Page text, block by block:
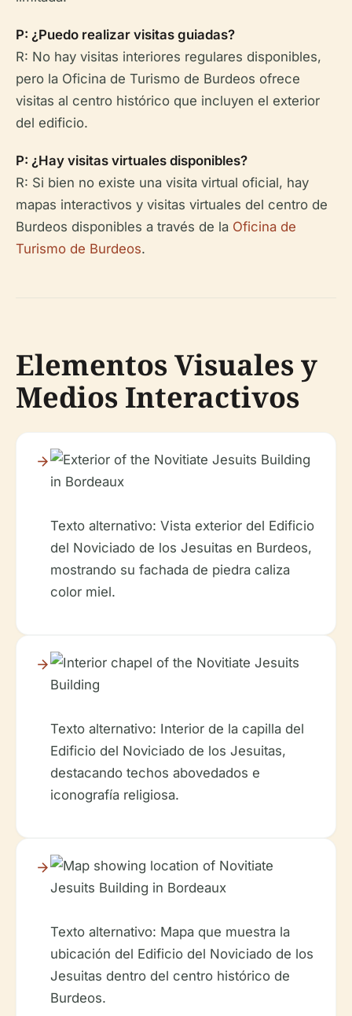
P: ¿Puedo realizar visitas guiadas?
R: No hay visitas interiores regulares disponibles,
pero la Oficina de Turismo de Burdeos ofrece
visitas al centro histórico que incluyen el exterior
del edificio.
P: ¿Hay visitas virtuales disponibles?
R: Si bien no existe una visita virtual oficial, hay
mapas interactivos y visitas virtuales del centro de
Burdeos disponibles a través de la Oficina de
Turismo de Burdeos.
Elementos Visuales y
Medios Interactivos
Texto alternativo: Vista exterior del Edificio
del Noviciado de los Jesuitas en Burdeos,
mostrando su fachada de piedra caliza
color miel.
Texto alternativo: Interior de la capilla del
Edificio del Noviciado de los Jesuitas,
destacando techos abovedados e
iconografía religiosa.
Texto alternativo: Mapa que muestra la
ubicación del Edificio del Noviciado de los
Jesuitas dentro del centro histórico de
Burdeos.